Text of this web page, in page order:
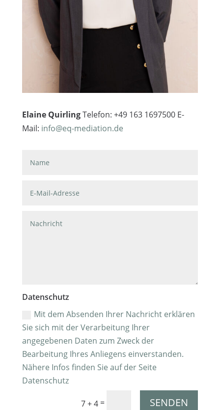
Elaine QuirlingTelefon: +49 163 1697500 E-
Mail: info@eq-mediation.de
Datenschutz
Mit dem Absenden Ihrer Nachricht erklären
Sie sich mit der Verarbeitung Ihrer
angegebenen Daten zum Zweck der
Bearbeitung Ihres Anliegens einverstanden.
Nähere Infos finden Sie auf der Seite
Datenschutz
7 + 4 = SENDEN